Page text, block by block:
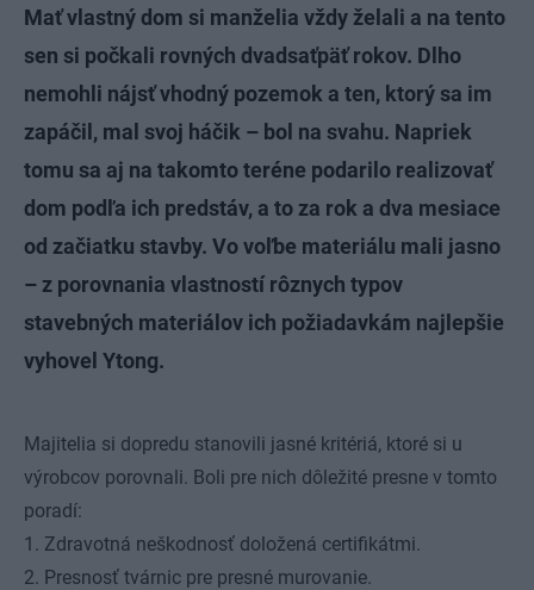
Mať vlastný dom si manželia vždy želali a na tento
sen si počkali rovných dvadsaťpäť rokov. Dlho
nemohli nájsť vhodný pozemok a ten, ktorý sa im
zapáčil, mal svoj háčik – bol na svahu. Napriek
tomu sa aj na takomto teréne podarilo realizovať
dom podľa ich predstáv, a to za rok a dva mesiace
od začiatku stavby. Vo voľbe materiálu mali jasno
– z porovnania vlastností rôznych typov
stavebných materiálov ich požiadavkám najlepšie
vyhovel Ytong.
Majitelia si dopredu stanovili jasné kritériá, ktoré si u
výrobcov porovnali. Boli pre nich dôležité presne v tomto
poradí:
1. Zdravotná neškodnosť doložená certifikátmi.
2. Presnosť tvárnic pre presné murovanie.